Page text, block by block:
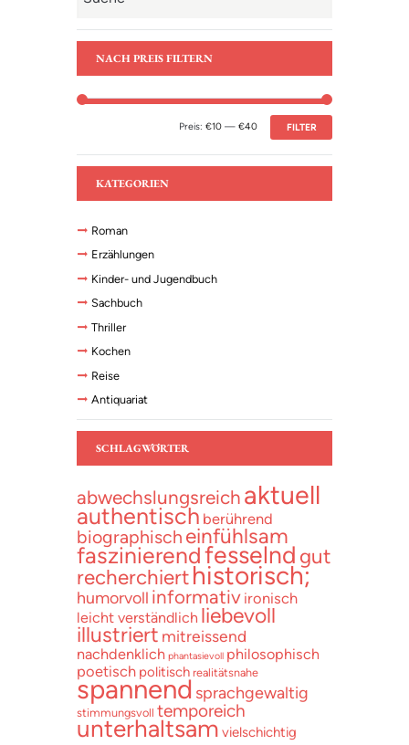
NACH PREIS FILTERN
FILTER
Preis: €10— €40
KATEGORIEN
Roman
Erzählungen
Kinder- und Jugendbuch
Sachbuch
Thriller
Kochen
Reise
Antiquariat
SCHLAGWÖRTER
abwechslungsreich aktuell
authentisch berührend
biographisch einfühlsam
faszinierendfesselnd gut
recherchierthistorisch;
humorvoll informativ ironisch
leicht verständlich liebevoll
illustriert mitreissend
nachdenklich phantasievoll philosophisch
poetisch politisch realitätsnahe
spannend sprachgewaltig
stimmungsvoll temporeich
unterhaltsam vielschichtig